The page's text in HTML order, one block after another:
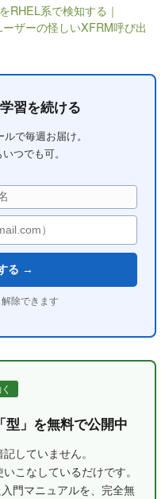
RHEL系で検知する｜
ザーの怪しいXFRM呼び出
習を続ける
で毎週お届け。
つでも可。
る →
除できます
」を無料で公開中
していません。
こなしているだけです。
門マニュアルを、完全無